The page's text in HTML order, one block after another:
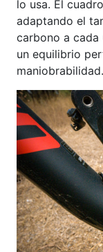
lo usa. El
adaptando el
carbono a cada
un equilibrio
maniobrabilidad.